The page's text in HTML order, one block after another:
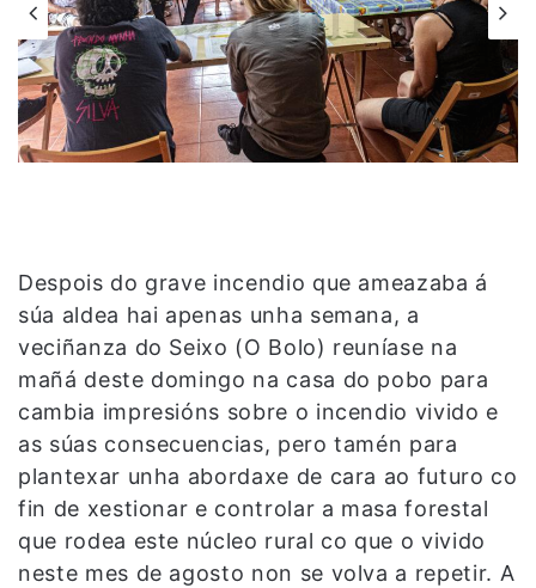
Despois do grave incendio que ameazaba á
súa aldea hai apenas unha semana, a
veciñanza do Seixo (O Bolo) reuníase na
mañá deste domingo na casa do pobo para
cambia impresións sobre o incendio vivido e
as súas consecuencias, pero tamén para
plantexar unha abordaxe de cara ao futuro co
fin de xestionar e controlar a masa forestal
que rodea este núcleo rural co que o vivido
neste mes de agosto non se volva a repetir. A